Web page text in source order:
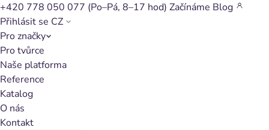
+420 778 050 077 (Po–Pá, 8–17 hod) Začínáme Blog
Přihlásit se CZ
Pro značky
Pro tvůrce
Naše platforma
Reference
Katalog
O nás
Kontakt
Katalog affiliate
programů pro
Automoto a
kemping